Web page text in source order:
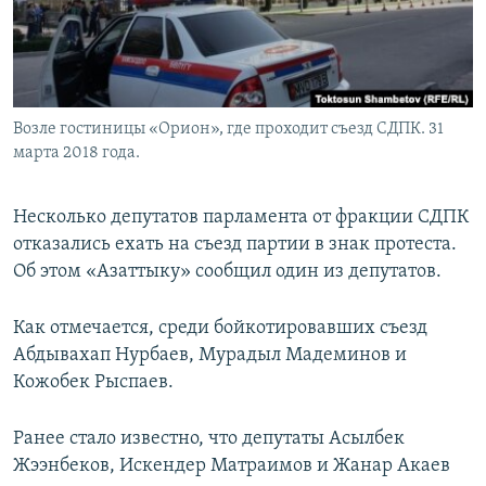
Возле гостиницы «Орион», где проходит съезд СДПК. 31
марта 2018 года.
Несколько депутатов парламента от фракции СДПК
отказались ехать на съезд партии в знак протеста.
Об этом «Азаттыку» сообщил один из депутатов.
Как отмечается, среди бойкотировавших съезд
Абдывахап Нурбаев, Мурадыл Мадеминов и
Кожобек Рыспаев.
Ранее стало известно, что депутаты Асылбек
Жээнбеков, Искендер Матраимов и Жанар Акаев